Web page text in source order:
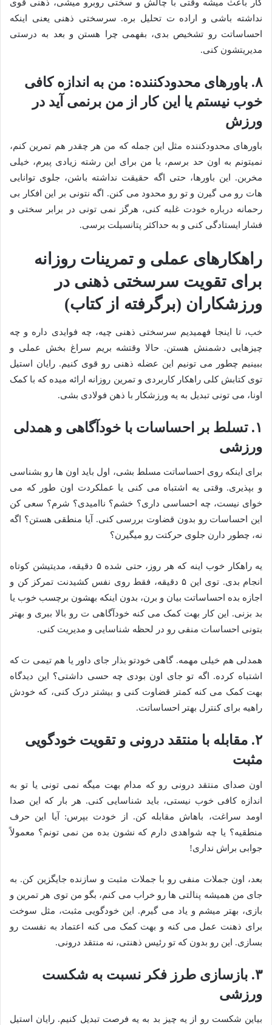
کار باعث میشه وقتی با چالش و سختی روبرو میشی، ذهنی قوی
نداشته باشی و اراده ت تحلیل بره. سرسختی ذهنی یعنی اینکه
احساساتت رو تشخیص بدی، بفهمی چرا هستن و بعد به درستی
مدیریتشون کنی.
۸. باورهای محدودکننده: من به اندازه کافی
خوب نیستم یا این کار از من برنمی آید در
ورزش
باورهای محدودکننده مثل این جمله که من هر چقدر هم تمرین کنم،
نمیتونم به اون حد برسم، یا من برای این رشته زیادی پیرم، خیلی
مخربن. این باورها، حتی اگه حقیقت نداشته باشن، جلوی توانایی
هات رو می گیرن و تو رو محدود می کنن. اگه نتونی بر این افکار بی
رحمانه درباره خودت غلبه کنی، هرگز نمی تونی در برابر سختی و
فشار ایستادگی کنی و به حداکثر پتانسیلت برسی.
راهکارهای عملی و تمرینات روزانه
برای تقویت سرسختی ذهنی در
ورزشکاران (برگرفته از کتاب)
خب، تا اینجا فهمیدیم سرسختی ذهنی چیه، چه فوایدی داره و چه
چیزهایی دشمنش هستن. حالا وقتشه بریم سراغ بخش عملی و
ببینیم چطور می تونیم این عضله ذهنی رو قوی کنیم. رایان استیل
توی کتابش کلی راهکار کاربردی و تمرین روزانه ارائه میده که با کمک
اونا، می تونی تبدیل به یه ورزشکار با ذهن فولادی بشی.
۱. تسلط بر احساسات با خودآگاهی و همدلی
ورزشی
برای اینکه روی احساساتت مسلط بشی، اول باید اون ها رو بشناسی
و بپذیری. وقتی یه اشتباه می کنی یا عملکردت اون طور که می
خوای نیست، چه احساسی داری؟ خشم؟ ناامیدی؟ شرم؟ سعی کن
این احساسات رو بدون قضاوت بررسی کنی. آیا منطقی هستن؟ اگه
نه، چطور دارن جلوی حرکتت رو میگیرن؟
یه راهکار خوب اینه که هر روز، حتی شده ۵ دقیقه، مدیتیشن کوتاه
انجام بدی. توی این ۵ دقیقه، فقط روی نفس کشیدنت تمرکز کن و
اجازه بده احساساتت بیان و برن، بدون اینکه بهشون برچسب خوب یا
بد بزنی. این کار بهت کمک می کنه خودآگاهی ت رو بالا ببری و بهتر
بتونی احساسات منفی رو در لحظه شناسایی و مدیریت کنی.
همدلی هم خیلی مهمه. گاهی خودتو بذار جای داور یا هم تیمی ت که
اشتباه کرده. اگه تو جای اون بودی چه حسی داشتی؟ این دیدگاه
بهت کمک می کنه کمتر قضاوت کنی و بیشتر درک کنی، که خودش
راهیه برای کنترل بهتر احساساتت.
۲. مقابله با منتقد درونی و تقویت خودگویی
مثبت
اون صدای منتقد درونی رو که مدام بهت میگه نمی تونی یا تو به
اندازه کافی خوب نیستی، باید شناسایی کنی. هر بار که این صدا
اومد سراغت، باهاش مقابله کن. از خودت بپرس: آیا این حرف
منطقیه؟ یا چه شواهدی دارم که نشون بده من نمی تونم؟ معمولاً
جوابی براش نداری!
بعد، اون جملات منفی رو با جملات مثبت و سازنده جایگزین کن. به
جای من همیشه پنالتی ها رو خراب می کنم، بگو من توی هر تمرین و
بازی، بهتر میشم و یاد می گیرم. این خودگویی مثبت، مثل سوخت
برای ذهنت عمل می کنه و بهت کمک می کنه اعتماد به نفست رو
بسازی. این رو بدون که تو رئیس ذهنتی، نه منتقد درونی.
۳. بازسازی طرز فکر نسبت به شکست
ورزشی
بیاین شکست رو از یه چیز بد به یه فرصت تبدیل کنیم. رایان استیل